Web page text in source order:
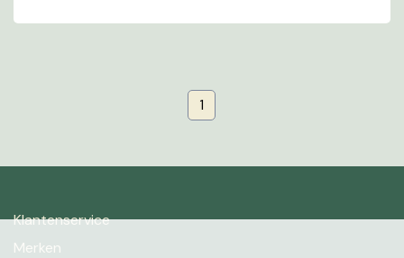
1
Klantenservice
Merken